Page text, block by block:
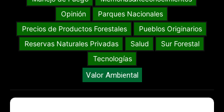
Opinión
Parques Nacionales
Precios de Productos Forestales
Pueblos Originarios
Reservas Naturales Privadas
Salud
Sur Forestal
Tecnologías
Valor Ambiental